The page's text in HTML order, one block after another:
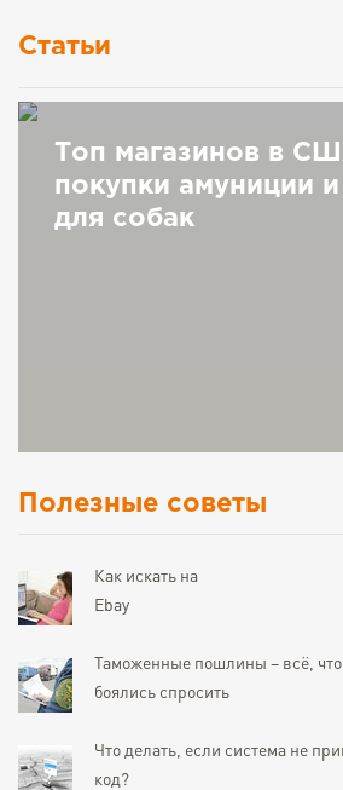
Статьи
Топ магазинов в
покупки амуниции
для собак
Полезные советы
Как искать на
Ebay
Таможенные пошлины – всё,
боялись спросить
Что делать, если система не
код?